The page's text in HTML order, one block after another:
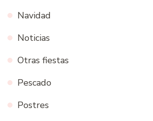
Navidad
Noticias
Otras fiestas
Pescado
Postres